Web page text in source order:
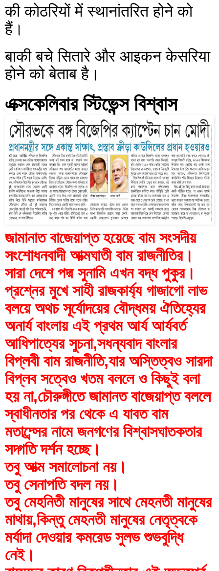
की कोठरियों में स्थानांतरित होने को
हैं।
बाकी बचे सितारे और आइकन केसरिया
होने को बेताब है।
এক্সকেলিবার স্টিভেন্স বিশ্বাস
জামানাত বাজেয়াপ্ত হয়েছে বাম সংসদীয়
সংশোধনবাদী আত্মঘাতী বাম রাজনীতির।
সারা দেশে পদ্ম সুনামি এখন বদ্ধ পুকুর।
প্রশ্নের মুখে সাহী রাজকার্য্য গাজাগো লাভ
বলয়ে অথচ সূর্যোদয়ের বৌদ্ধময় ঐতিহ্যের
অনার্য বাংলায় এই প্রথম আর্য আর্যবর্ত
আধিপাত্যের সুচনা,সধন্যবাদ বাংলার
বিপ্লবী বাম রাজনীতি,যার অস্তিত্বও সারদা
বিপ্লব সত্বেও খতম বললে ও কিছুই বলা
হয় না,চৌরুঙ্গীতে জামানত বাজেয়াপ্ত বললে
স্বাধীনতার পর থেকে এ যাবত বাম
মতাদ্র্সের নামে জনগণের বিশ্বাসঘাতকতার
সদ্গতি দর্শন হচ্ছে।
তবু আত্ম সমালোচনা নয়।
তবু সেনাপতি বদল নয়।
তবু মেহনিতী মানুষের সাথে মেহনতী মানুষের
মাথায়,কিন্তু মেহনতী মানুষের নেতৃত্বকে
মর্যাদা দেওয়ার কমরেড সুলভ শুভবুদ্ধি
নেই।